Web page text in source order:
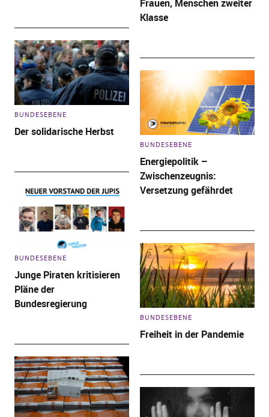
Frauen, Menschen zweiter
Klasse
BUNDESEBENE
Der solidarische Herbst
BUNDESEBENE
Energiepolitik –
Zwischenzeugnis:
Versetzung gefährdet
BUNDESEBENE
Junge Piraten kritisieren
Pläne der
Bundesregierung
BUNDESEBENE
Freiheit in der Pandemie